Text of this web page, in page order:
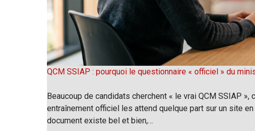
QCM SSIAP : pourquoi le questionnaire « officiel » du
Beaucoup de candidats cherchent « le vrai QCM SSIAP »,
entraînement officiel les attend quelque part sur un site
document existe bel et bien,…